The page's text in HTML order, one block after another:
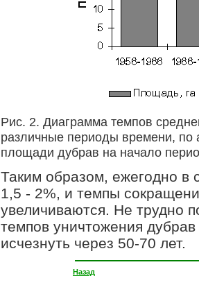
Рис. 2. Диаграмма темпов
различные периоды времени,
площади дубрав на начало
Таким образом, ежегодно в
1,5 - 2%, и темпы
увеличиваются. Не трудно
темпов уничтожения
исчезнуть через 50-70 лет.
Назад